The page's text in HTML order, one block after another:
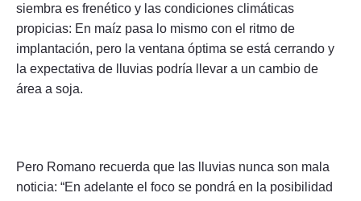
siembra es frenético y las condiciones climáticas
propicias: En maíz pasa lo mismo con el ritmo de
implantación, pero la ventana óptima se está cerrando y
la expectativa de lluvias podría llevar a un cambio de
área a soja.
Pero Romano recuerda que las lluvias nunca son mala
noticia: “En adelante el foco se pondrá en la posibilidad